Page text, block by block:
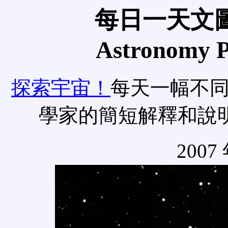
每日一天文
Astronomy
探索宇宙！ 每天一幅不
學家的簡短解釋和說
2007